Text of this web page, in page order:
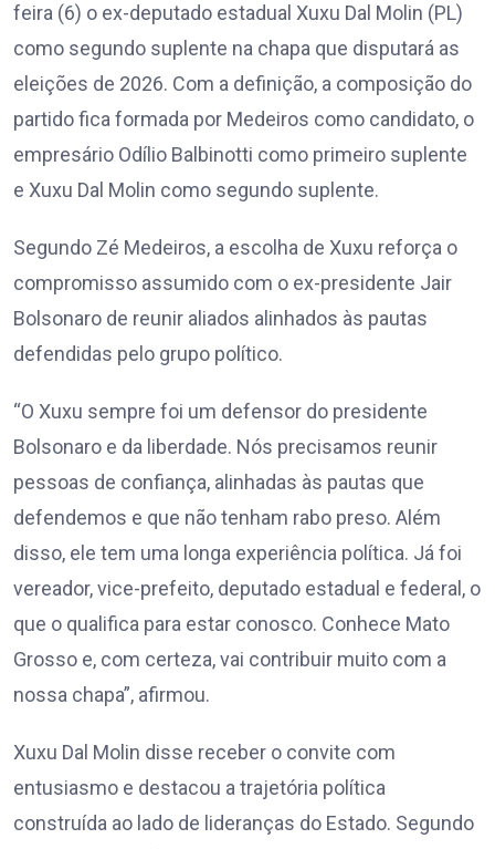
feira (6) o ex-deputado estadual Xuxu Dal Molin (PL)
como segundo suplente na chapa que disputará as
eleições de 2026. Com a definição, a composição do
partido fica formada por Medeiros como candidato, o
empresário Odílio Balbinotti como primeiro suplente
e Xuxu Dal Molin como segundo suplente.
Segundo Zé Medeiros, a escolha de Xuxu reforça o
compromisso assumido com o ex-presidente Jair
Bolsonaro de reunir aliados alinhados às pautas
defendidas pelo grupo político.
“O Xuxu sempre foi um defensor do presidente
Bolsonaro e da liberdade. Nós precisamos reunir
pessoas de confiança, alinhadas às pautas que
defendemos e que não tenham rabo preso. Além
disso, ele tem uma longa experiência política. Já foi
vereador, vice-prefeito, deputado estadual e federal, o
que o qualifica para estar conosco. Conhece Mato
Grosso e, com certeza, vai contribuir muito com a
nossa chapa”, afirmou.
Xuxu Dal Molin disse receber o convite com
entusiasmo e destacou a trajetória política
construída ao lado de lideranças do Estado. Segundo